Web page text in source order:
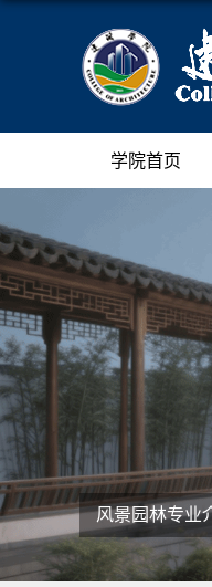
学院首页
风景园林专业